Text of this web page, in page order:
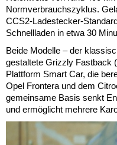
Normverbrauchszyklus.
CCS2-Ladestecker-
Schnellladen in etwa 30
Beide Modelle – der
gestaltete Grizzly Fastback
Plattform Smart Car, die
Opel Frontera und dem
gemeinsame Basis senkt
und ermöglicht mehrere